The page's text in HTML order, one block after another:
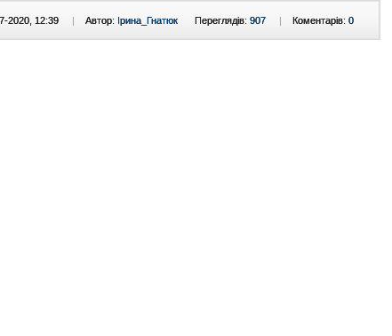
2020, 12:39 | Автор: Ірина_Гнатюк Коментарів: 0
Переглядів: 907 |